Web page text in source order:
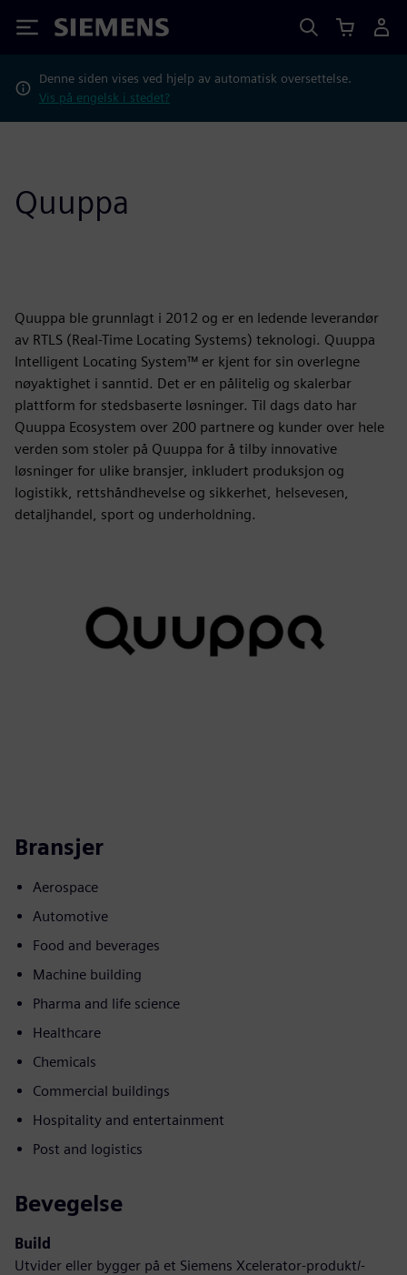
Siemens
Denne siden vises ved hjelp av automatisk oversettelse.
Vis på engelsk i stedet?
Quuppa
Quuppa ble grunnlagt i 2012 og er en ledende leverandør
av RTLS (Real-Time Locating Systems) teknologi. Quuppa
Intelligent Locating System™ er kjent for sin overlegne
nøyaktighet i sanntid. Det er en pålitelig og skalerbar
plattform for stedsbaserte løsninger. Til dags dato har
Quuppa Ecosystem over 200 partnere og kunder over hele
verden som stoler på Quuppa for å tilby innovative
løsninger for ulike bransjer, inkludert produksjon og
logistikk, rettshåndhevelse og sikkerhet, helsevesen,
detaljhandel, sport og underholdning.
Bransjer
Aerospace
Automotive
Food and beverages
Machine building
Pharma and life science
Healthcare
Chemicals
Commercial buildings
Hospitality and entertainment
Post and logistics
Bevegelse
Build
Utvider eller bygger på et Siemens Xcelerator-produkt/-